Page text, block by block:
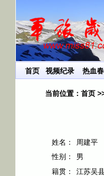
首页 视频纪录 热血
当前位置： 首页
姓名：
周建平
性别：
男
籍贯：
江苏吴